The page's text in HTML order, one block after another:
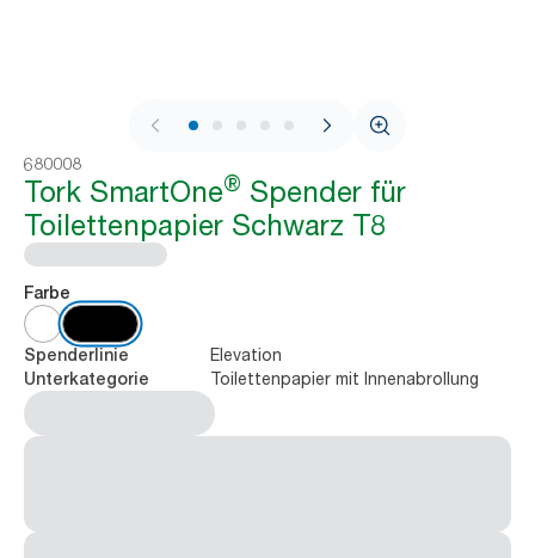
1 / 10
680008
Tork SmartOne® Spender für
Toilettenpapier Schwarz T8
Farbe
Spenderlinie Elevation
Unterkategorie Toilettenpapier mit Innenabrollung